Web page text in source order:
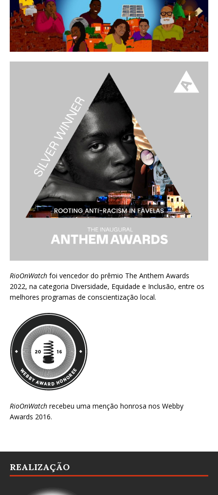
RioOnWatch foi vencedor do prêmio The Anthem Awards
2022, na categoria Diversidade, Equidade e Inclusão, entre os
melhores programas de conscientização local.
RioOnWatch recebeu uma menção honrosa nos Webby
Awards 2016.
REALIZAÇÃO